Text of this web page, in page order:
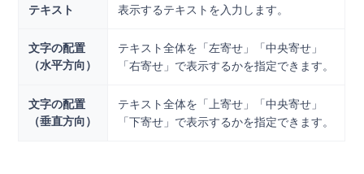
テキスト 表示するテキストを入力します。
文字の配置
（水平方向）
テキスト全体を「左寄せ」「中央寄せ」
「右寄せ」で表示するかを指定できます。
文字の配置
（垂直方向）
テキスト全体を「上寄せ」「中央寄せ」
「下寄せ」で表示するかを指定できます。